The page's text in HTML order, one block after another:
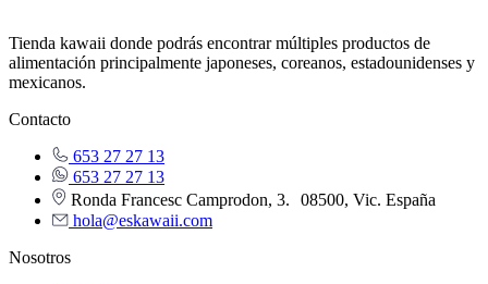
Tienda kawaii donde podrás encontrar múltiples productos de
alimentación principalmente japoneses, coreanos, estadounidenses y
mexicanos.
Contacto
653 27 27 13
653 27 27 13
Ronda Francesc Camprodon, 3. 08500, Vic. España
hola@eskawaii.com
Nosotros